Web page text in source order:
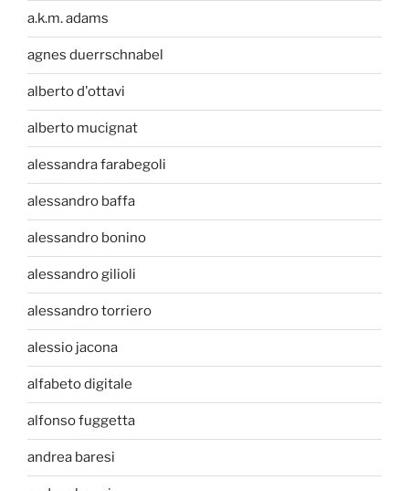
a.k.m. adams
agnes duerrschnabel
alberto d'ottavi
alberto mucignat
alessandra farabegoli
alessandro baffa
alessandro bonino
alessandro gilioli
alessandro torriero
alessio jacona
alfabeto digitale
alfonso fuggetta
andrea baresi